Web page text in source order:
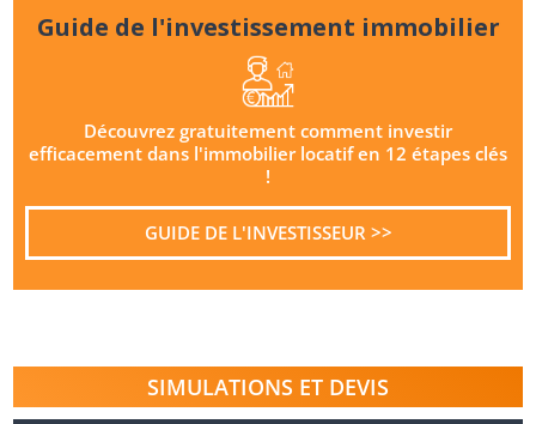
Guide de l'investissement immobilier
Découvrez gratuitement comment investir
efficacement dans l'immobilier locatif en 12 étapes clés
!
GUIDE DE L'INVESTISSEUR >>
SIMULATIONS ET DEVIS